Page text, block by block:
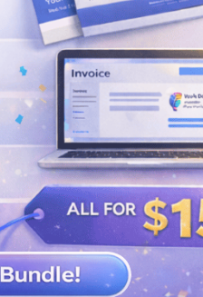
LANJUT